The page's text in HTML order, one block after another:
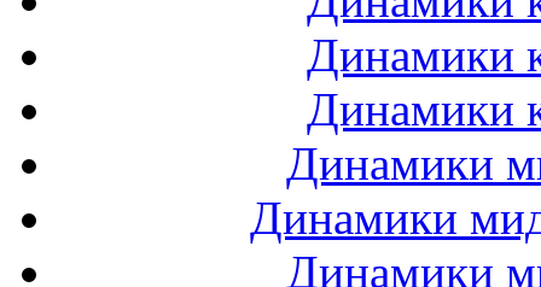
Динамики
Динамики
Динамики
Динамики
Динамики